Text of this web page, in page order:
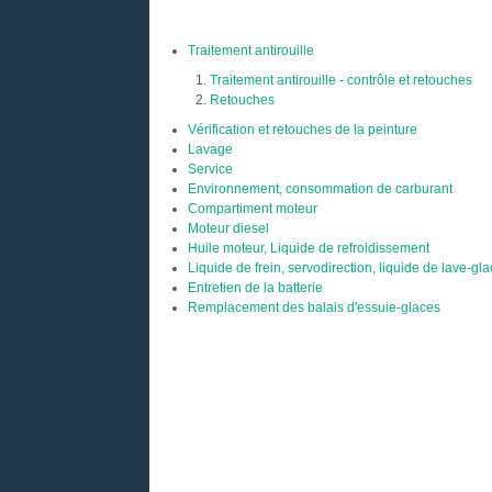
Traitement antirouille
Traitement antirouille - contrôle et retouches
Retouches
Vérification et retouches de la peinture
Lavage
Service
Environnement, consommation de carburant
Compartiment moteur
Moteur diesel
Huile moteur, Liquide de refroidissement
Liquide de frein, servodirection, liquide de lave-
Entretien de la batterie
Remplacement des balais d'essuie-glaces